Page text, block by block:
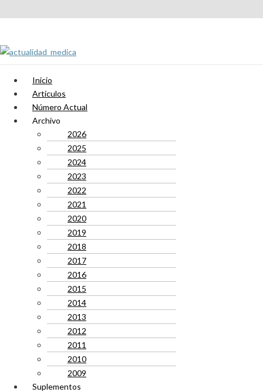
Inicio
Artículos
Número Actual
Archivo
2026
2025
2024
2023
2022
2021
2020
2019
2018
2017
2016
2015
2014
2013
2012
2011
2010
2009
Suplementos